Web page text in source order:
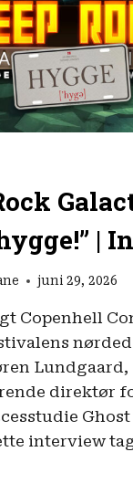
|
juni 29, 2026
Copenhell
Lundgaard,
direktør
interview